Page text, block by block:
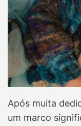
Após muita
um marco